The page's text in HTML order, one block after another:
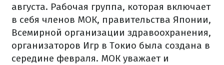
августа. Рабочая группа, которая включает
в себя членов МОК, правительства Японии,
Всемирной организации здравоохранения,
организаторов Игр в Токио была создана в
середине февраля. МОК уважает и